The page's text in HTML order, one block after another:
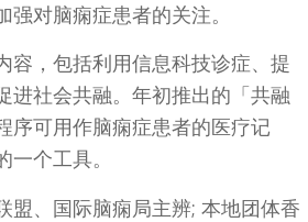
对脑痫症患者的关注。
容，包括利用信息科技诊症、提
进社会共融。年初推出的「共融
序可用作脑痫症患者的医疗记
个工具。
盟、国际脑痫局主辨; 本地团体香